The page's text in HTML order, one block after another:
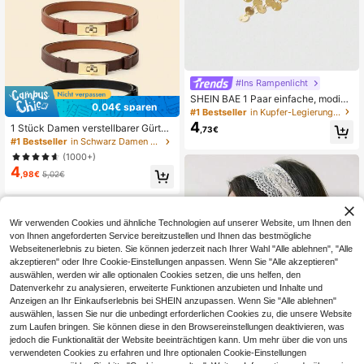
0,04€ sparen
1 Stück Damen verstellbarer Gürtel
mit Schnalle, locker sitzend, geeign
et für Jeans, Freizeithosen, Jacken,
Röcke, Mäntel, Bohemian PU-Lede
r, Boho Chic
#1 Bestseller
in Schwarz Damen Gürtel & Gürtel Zubehör
(1000+)
4 ,98€ 5,02€
#Ins Rampenlicht
SHEIN BAE 1 Paar einfache, modisc
he und vielseitig kombinierbare, exq
uisite vintage Lange Quasten Herz
Hängeohrringe zum Valentinstag
#1 Bestseller in Kupfer-Legierung Frauen baumeln Ohrringe
4 ,73€
Wir verwenden Cookies und ähnliche Technologien auf unserer Website, um Ihnen den
von Ihnen angeforderten Service bereitzustellen und Ihnen das bestmögliche
Webseitenerlebnis zu bieten. Sie können jederzeit nach Ihrer Wahl "Alle ablehnen", "Alle
akzeptieren" oder Ihre Cookie-Einstellungen anpassen. Wenn Sie "Alle akzeptieren"
auswählen, werden wir alle optionalen Cookies setzen, die uns helfen, den
Datenverkehr zu analysieren, erweiterte Funktionen anzubieten und Inhalte und
Anzeigen an Ihr Einkaufserlebnis bei SHEIN anzupassen. Wenn Sie "Alle ablehnen"
auswählen, lassen Sie nur die unbedingt erforderlichen Cookies zu, die unsere Website
zum Laufen bringen. Sie können diese in den Browsereinstellungen deaktivieren, was
jedoch die Funktionalität der Website beeinträchtigen kann. Um mehr über die von uns
verwendeten Cookies zu erfahren und Ihre optionalen Cookie-Einstellungen